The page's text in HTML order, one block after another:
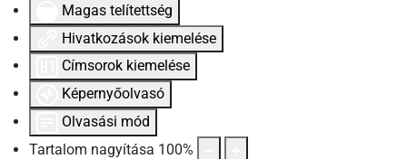
Magas telítettség
Hivatkozások kiemelése
Címsorok kiemelése
Képernyőolvasó
Olvasási mód
Tartalom nagyítása 100%